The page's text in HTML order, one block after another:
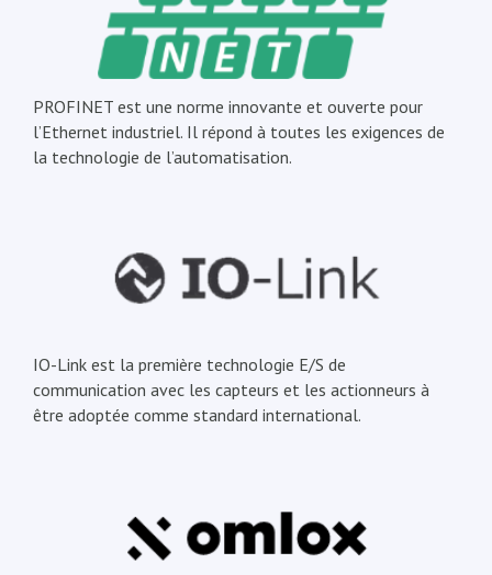
PROFINET est une norme innovante et ouverte pour
l’Ethernet industriel. Il répond à toutes les exigences de
la technologie de l’automatisation.
IO-Link est la première technologie E/S de
communication avec les capteurs et les actionneurs à
être adoptée comme standard international.